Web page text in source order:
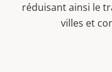
réduisant ainsi le
villes et